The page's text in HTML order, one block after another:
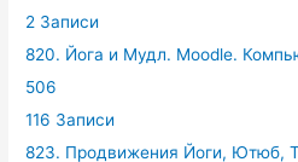
2 Записи
820. Йога и Мудл. Moodle.
506
116 Записи
823. Продвижения Йоги, Ютюб,